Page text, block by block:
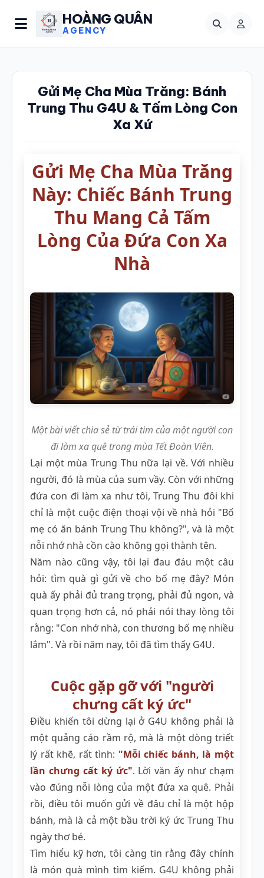
HOÀNG QUÂN
AGENCY
Gửi Mẹ Cha Mùa Trăng: Bánh
Trung Thu G4U & Tấm Lòng Con
Xa Xứ
Gửi Mẹ Cha Mùa Trăng
Này: Chiếc Bánh Trung
Thu Mang Cả Tấm
Lòng Của Đứa Con Xa
Nhà
Một bài viết chia sẻ từ trái tim của một người con
đi làm xa quê trong mùa Tết Đoàn Viên.
Lại một mùa Trung Thu nữa lại về. Với nhiều
người, đó là mùa của sum vầy. Còn với những
đứa con đi làm xa như tôi, Trung Thu đôi khi
chỉ là một cuộc điện thoại vội về nhà hỏi "Bố
mẹ có ăn bánh Trung Thu không?", và là một
nỗi nhớ nhà cồn cào không gọi thành tên.
Năm nào cũng vậy, tôi lại đau đáu một câu
hỏi: tìm quà gì gửi về cho bố mẹ đây? Món
quà ấy phải đủ trang trọng, phải đủ ngon, và
quan trọng hơn cả, nó phải nói thay lòng tôi
rằng: "Con nhớ nhà, con thương bố mẹ nhiều
lắm". Và rồi năm nay, tôi đã tìm thấy G4U.
Cuộc gặp gỡ với "người
chưng cất ký ức"
Điều khiến tôi dừng lại ở G4U không phải là
một quảng cáo rầm rộ, mà là một dòng triết
lý rất khẽ, rất tình: "Mỗi chiếc bánh, là một
lần chưng cất ký ức". Lời văn ấy như chạm
vào đúng nỗi lòng của một đứa xa quê. Phải
rồi, điều tôi muốn gửi về đâu chỉ là một hộp
bánh, mà là cả một bầu trời ký ức Trung Thu
ngày thơ bé.
Tìm hiểu kỹ hơn, tôi càng tin rằng đây chính
là món quà mình tìm kiếm. G4U không phải